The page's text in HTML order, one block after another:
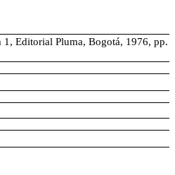
1, Editorial Pluma, Bogotá, 1976, pp.